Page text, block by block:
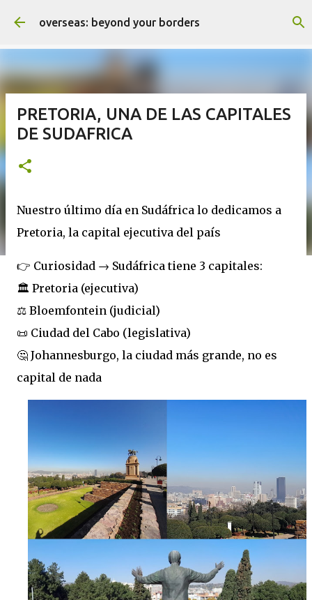
Ir al contenido principal
overseas: beyond your borders
PRETORIA, UNA DE LAS CAPITALES
DE SUDAFRICA
Nuestro último día en Sudáfrica lo dedicamos a
Pretoria, la capital ejecutiva del país
👉 Curiosidad → Sudáfrica tiene 3 capitales:
🏛️ Pretoria (ejecutiva)
⚖️ Bloemfontein (judicial)
📜 Ciudad del Cabo (legislativa)
🤔 Johannesburgo, la ciudad más grande, no es
capital de nada